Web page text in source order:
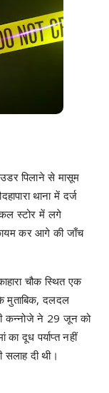
पिलाने से मासूम
थाना में दर्ज
स्टोर में लगे
कर आगे की जाँच
चौक स्थित एक
मुताबिक, दलदल
कन्नोजे ने 29 जून को
का दूध पर्याप्त नहीं
दी थी।